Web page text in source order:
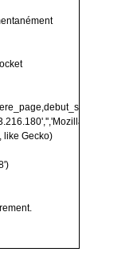
5.0
like Gecko)